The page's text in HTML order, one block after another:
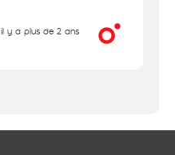
il y a plus de 2 ans